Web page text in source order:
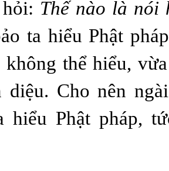
Thế nào là nói
ta hiểu Phật
không thể hiểu,
diệu. Cho nên
hiểu Phật pháp,